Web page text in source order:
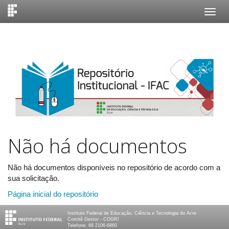
Não há documentos
Não há documentos disponíveis no repositório de acordo com a
sua solicitação.
Página inicial do repositório
Instituto Federal de Educação, Ciência e Tecnologia do Acre
Comitê Gestor - COGRI
Telefone: 68 2106-6860